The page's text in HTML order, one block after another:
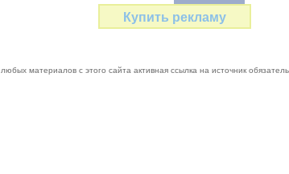
Купить рекламу
материалов с этого сайта активная ссылка на источник